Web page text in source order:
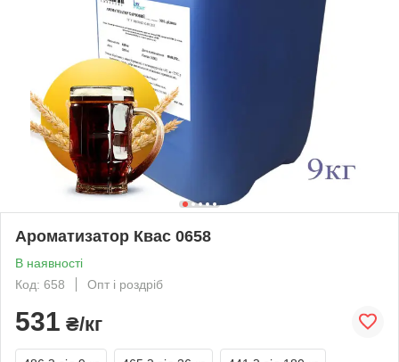
Ароматизатор Квас 0658
В наявності
Код: 658
Опт і роздріб
531 ₴/кг